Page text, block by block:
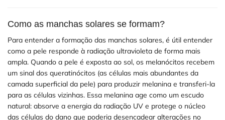
Como as manchas solares se formam?
Para entender a formação das manchas solares, é útil entender
como a pele responde à radiação ultravioleta de forma mais
ampla. Quando a pele é exposta ao sol, os melanócitos recebem
um sinal dos queratinócitos (as células mais abundantes da
camada superficial da pele) para produzir melanina e transferi-la
para as células vizinhas. Essa melanina age como um escudo
natural: absorve a energia da radiação UV e protege o núcleo
das células do dano que poderia desencadear alterações no